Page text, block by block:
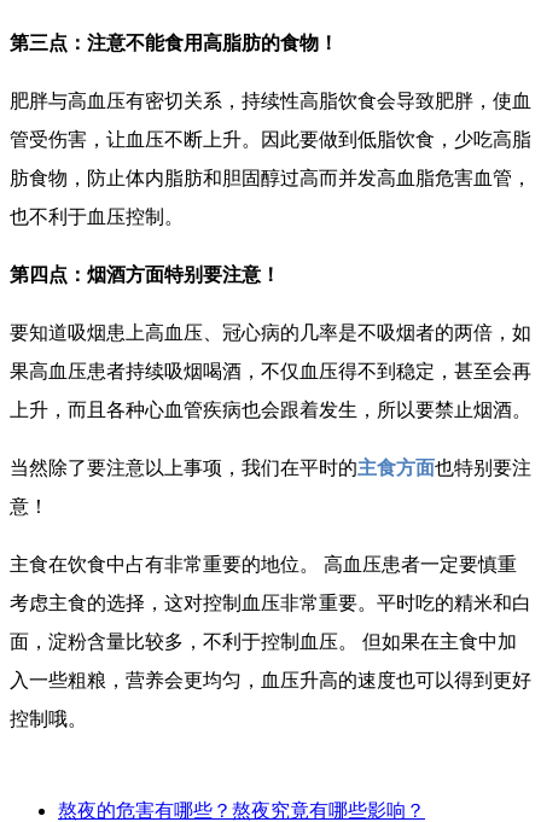
第三点：注意不能食用高脂肪的食物！
肥胖与高血压有密切关系，持续性高脂饮食会导致肥胖，使血
管受伤害，让血压不断上升。因此要做到低脂饮食，少吃高脂
肪食物，防止体内脂肪和胆固醇过高而并发高血脂危害血管，
也不利于血压控制。
第四点：烟酒方面特别要注意！
要知道吸烟患上高血压、冠心病的几率是不吸烟者的两倍，如
果高血压患者持续吸烟喝酒，不仅血压得不到稳定，甚至会再
上升，而且各种心血管疾病也会跟着发生，所以要禁止烟酒。
当然除了要注意以上事项，我们在平时的主食方面也特别要注
意！
主食在饮食中占有非常重要的地位。 高血压患者一定要慎重
考虑主食的选择，这对控制血压非常重要。平时吃的精米和白
面，淀粉含量比较多，不利于控制血压。 但如果在主食中加
入一些粗粮，营养会更均匀，血压升高的速度也可以得到更好
控制哦。
熬夜的危害有哪些？熬夜究竟有哪些影响？